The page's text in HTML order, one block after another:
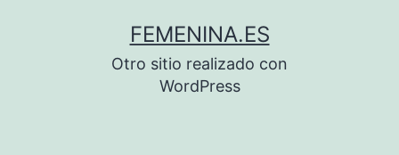
FEMENINA.ES
Otro sitio realizado con
WordPress